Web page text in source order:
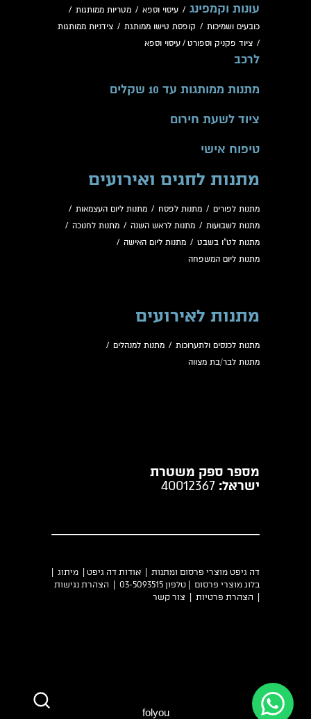
עונות וקמפינג / עיסוי וספא / מטריות ממותגות /
כובעים ושמיכות / קופסת טישו ממותגת / צידניות ממותגות
/ ציוד פקניק וספורט / עיסוי וספא
לרכב
מתנות ממותגות עד 10 שקלים
ציוד לשעת חירום
טיפוח אישי
מתנות לחגים ואירועים
מתנות לפורים / מתנות לפסח / מתנות ליום העצמאות /
מתנות לשבועות / מתנות לראש השנה / מתנות לחנוכה /
מתנות לט"ו בשבט / מתנות ליום האישה /
מתנות ליום המשפחה
מתנות לאירועים
מתנות לכנסים ולתערוכות / מתנות למנהלים /
מתנות לבר/בת מצווה
מספר ספק משטרת
ישראל:
דה גיפט מוצרי פרסום ומתנות | אודות דה גיפט מיתוג
בלוג מוצרי פרסום | טלפון 03-5093515 |
הצהרת נגישות
הצהרת פרטיות צור קשר
folyou